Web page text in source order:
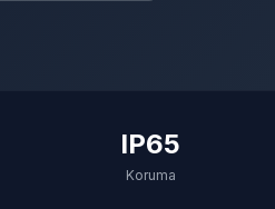
IP65
Koruma